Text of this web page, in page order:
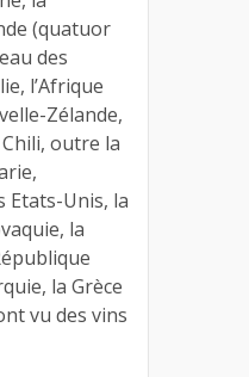
(quatuor
des
l’Afrique
Zélande,
Chili, outre la
Etats-Unis, la
la
la Grèce
vu des vins